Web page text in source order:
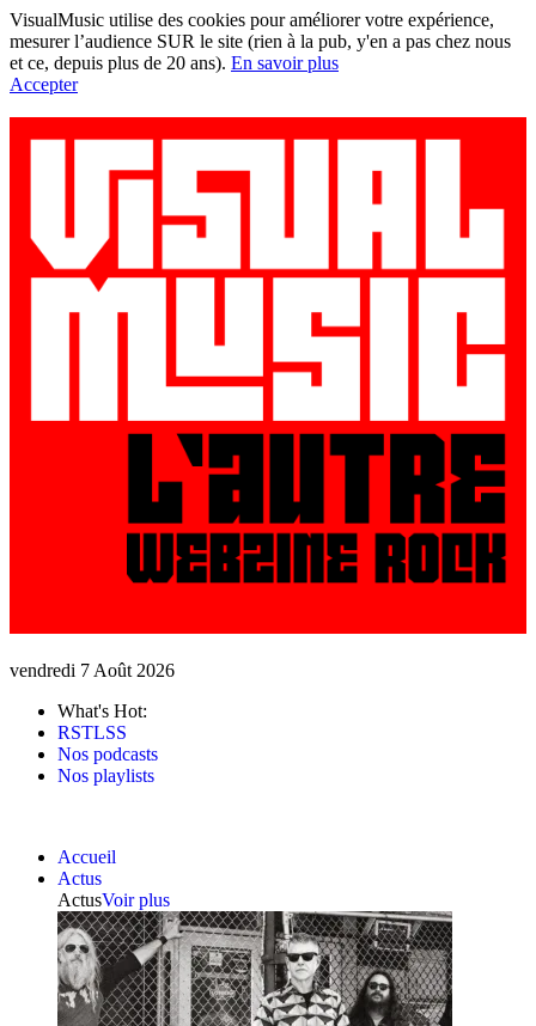
VisualMusic utilise des cookies pour améliorer votre expérience,
mesurer l’audience SUR le site (rien à la pub, y'en a pas chez nous
et ce, depuis plus de 20 ans). En savoir plus
Accepter
vendredi 7 Août 2026
What's Hot:
RSTLSS
Nos podcasts
Nos playlists
Accueil
Actus
ActusVoir plus